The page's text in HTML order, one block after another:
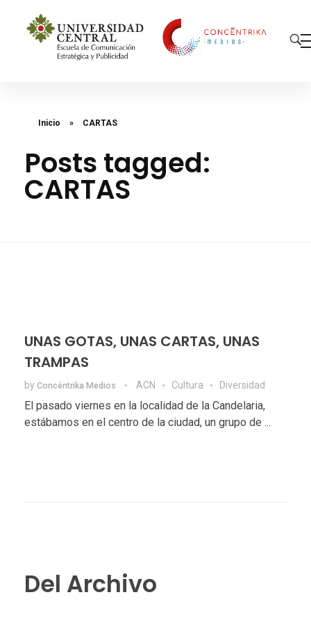
Inicio » CARTAS
Posts tagged:
CARTAS
UNAS GOTAS, UNAS CARTAS, UNAS
TRAMPAS
by Concéntrika Medios ACN Cultura Diversidad
El pasado viernes en la localidad de la Candelaria,
estábamos en el centro de la ciudad, un grupo de ...
Del Archivo